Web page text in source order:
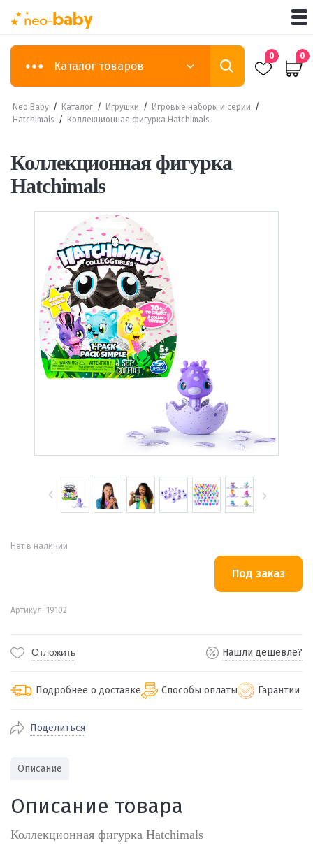
Каталог товаров
0 0
Neo Baby / Каталог / Игрушки / Игровые наборы и серии /
Hatchimals / Коллекционная фигурка Hatchimals
Коллекционная фигурка
Hatchimals
Нет в наличии
Артикул: 19102
Отложить Нашли дешевле?
Подробнее о доставке
По Екатеринбургу бесплатная
Отправляем во все регионы России
службами Пэк, Кит, Луч, Сдэк, Озон
доставка, Почта РФ или любой другой
Способы оплаты
Через СБП при получении (для
Екатеринбурга и близлежащих
городов)
Гарантии
Поделиться
Описание
Описание товара
Коллекционная фигурка Hatchimals